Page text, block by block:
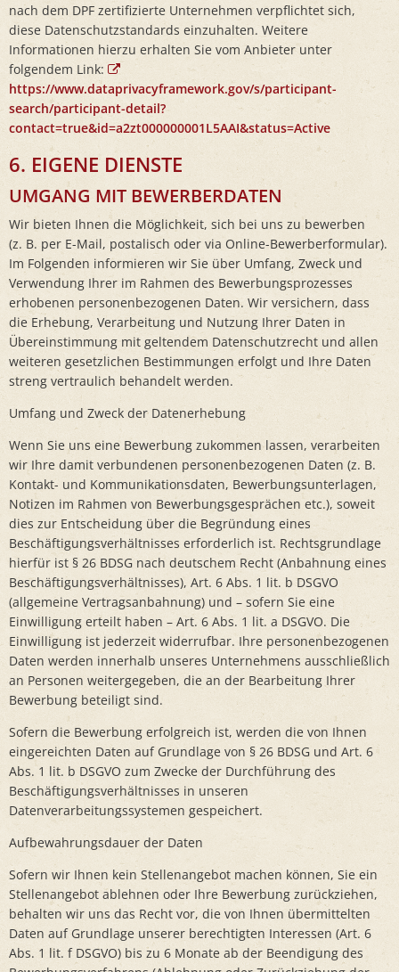
nach dem DPF zertifizierte Unternehmen verpflichtet sich,
diese Datenschutzstandards einzuhalten. Weitere
Informationen hierzu erhalten Sie vom Anbieter unter
folgendem Link:
https://www.dataprivacyframework.gov/s/participant-
search/participant-detail?
contact=true&id=a2zt000000001L5AAI&status=Active
6. EIGENE DIENSTE
UMGANG MIT BEWERBERDATEN
Wir bieten Ihnen die Möglichkeit, sich bei uns zu bewerben
(z. B. per E-Mail, postalisch oder via Online-Bewerberformular).
Im Folgenden informieren wir Sie über Umfang, Zweck und
Verwendung Ihrer im Rahmen des Bewerbungsprozesses
erhobenen personenbezogenen Daten. Wir versichern, dass
die Erhebung, Verarbeitung und Nutzung Ihrer Daten in
Übereinstimmung mit geltendem Datenschutzrecht und allen
weiteren gesetzlichen Bestimmungen erfolgt und Ihre Daten
streng vertraulich behandelt werden.
Umfang und Zweck der Datenerhebung
Wenn Sie uns eine Bewerbung zukommen lassen, verarbeiten
wir Ihre damit verbundenen personenbezogenen Daten (z. B.
Kontakt- und Kommunikationsdaten, Bewerbungsunterlagen,
Notizen im Rahmen von Bewerbungsgesprächen etc.), soweit
dies zur Entscheidung über die Begründung eines
Beschäftigungsverhältnisses erforderlich ist. Rechtsgrundlage
hierfür ist § 26 BDSG nach deutschem Recht (Anbahnung eines
Beschäftigungsverhältnisses), Art. 6 Abs. 1 lit. b DSGVO
(allgemeine Vertragsanbahnung) und – sofern Sie eine
Einwilligung erteilt haben – Art. 6 Abs. 1 lit. a DSGVO. Die
Einwilligung ist jederzeit widerrufbar. Ihre personenbezogenen
Daten werden innerhalb unseres Unternehmens ausschließlich
an Personen weitergegeben, die an der Bearbeitung Ihrer
Bewerbung beteiligt sind.
Sofern die Bewerbung erfolgreich ist, werden die von Ihnen
eingereichten Daten auf Grundlage von § 26 BDSG und Art. 6
Abs. 1 lit. b DSGVO zum Zwecke der Durchführung des
Beschäftigungsverhältnisses in unseren
Datenverarbeitungssystemen gespeichert.
Aufbewahrungsdauer der Daten
Sofern wir Ihnen kein Stellenangebot machen können, Sie ein
Stellenangebot ablehnen oder Ihre Bewerbung zurückziehen,
behalten wir uns das Recht vor, die von Ihnen übermittelten
Daten auf Grundlage unserer berechtigten Interessen (Art. 6
Abs. 1 lit. f DSGVO) bis zu 6 Monate ab der Beendigung des